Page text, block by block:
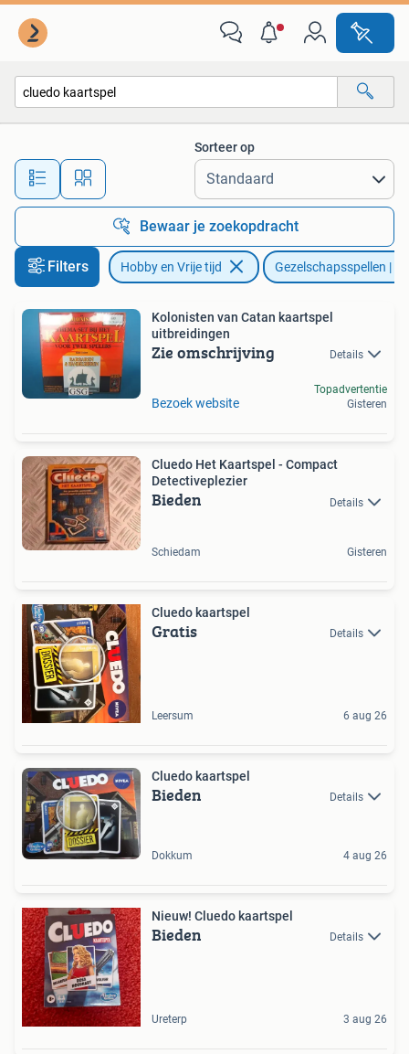
Alle afstanden…
Sorteer op
Bewaar je zoekopdracht
Filters Hobby en Vrije tijd Gezelschapsspellen |
Kolonisten van Catan kaartspel
uitbreidingen
Zie omschrijving Details
Bezoek website
Topadvertentie
Gisteren
Cluedo Het Kaartspel - Compact
Detectiveplezier
Bieden Details
Schiedam Gisteren
Cluedo kaartspel
Gratis Details
Leersum 6 aug 26
Cluedo kaartspel
Bieden Details
Dokkum 4 aug 26
Nieuw! Cluedo kaartspel
Bieden Details
Ureterp 3 aug 26